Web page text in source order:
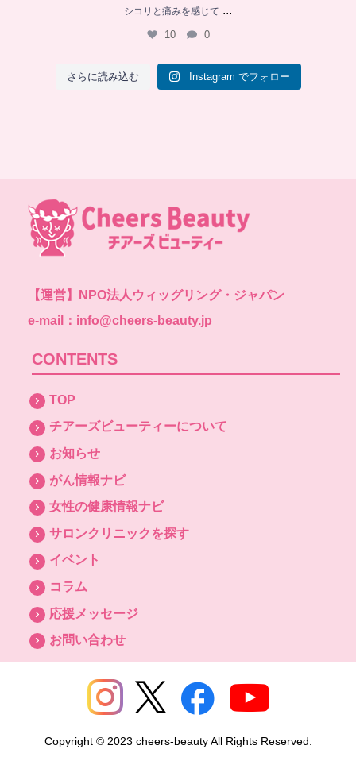
シコリと痛みを感じて ...
10 0
さらに読み込む Instagram でフォロー
【運営】
NPO法人ウィッグリング・ジャパン
e-mail：info@cheers-beauty.jp
CONTENTS
TOP
チアーズビューティーについて
お知らせ
がん情報ナビ
女性の健康情報ナビ
サロンクリニックを探す
イベント
コラム
応援メッセージ
お問い合わせ
Copyright © 2023 cheers-beauty All Rights Reserved.